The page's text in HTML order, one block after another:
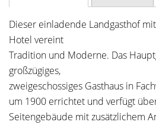
Dieser einladende Landgasthof
Hotel vereint
Tradition und Moderne. Das
großzügiges,
zweigeschossiges Gasthaus in
um 1900 errichtet und verfügt
Seitengebäude mit zusätzlichem